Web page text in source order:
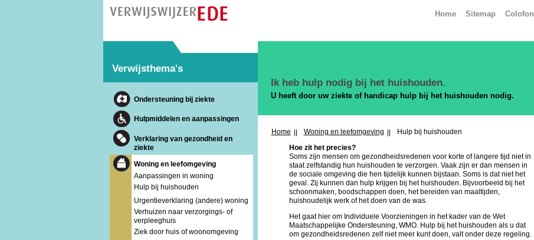
Verwijsthema's
Ondersteuning bij ziekte
Hulpmiddelen en aanpassingen
Verklaring van gezondheid en
ziekte
Woning en leefomgeving
Aanpassingen in woning
Hulp bij huishouden
Urgentieverklaring (andere) woning
Verhuizen naar verzorgings- of
verpleeghuis
Ziek door huis of woonomgeving
Ik heb hulp nodig bij het huishouden.
U heeft door uw ziekte of handicap hulp bij het huishouden nodig.
Home Woning en leefomgeving
Hulp bij huishouden
Hoe zit het precies?
Soms zijn mensen om gezondheidsredenen voor korte of langere tijd niet in
staat zelfstandig hun huishouden te verzorgen. Vaak zijn er dan mensen in
de sociale omgeving die hen tijdelijk kunnen bijstaan. Soms is dat niet het
geval. Zij kunnen dan hulp krijgen bij het huishouden. Bijvoorbeeld bij het
schoonmaken, boodschappen doen, het bereiden van maaltijden,
huishoudelijk werk of het doen van de was.
Het gaat hier om Individuele Voorzieningen in het kader van de Wet
Maatschappelijke Ondersteuning, WMO. Hulp bij het huishouden als u dat
om gezondheidsredenen zelf niet meer kunt doen, valt onder deze regeling.
Colofon
Sitemap
Home